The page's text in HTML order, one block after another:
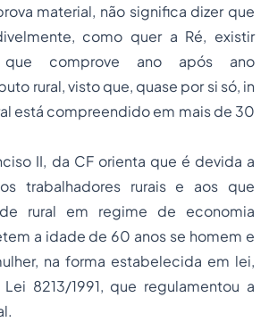
material, não significa dizer que
como quer a Ré, existir
que comprove ano após ano
rural, visto que, quase por si só, in
está compreendido em mais de 30
II, da CF orienta que é devida a
trabalhadores rurais e aos que
rural em regime de economia
a idade de 60 anos se homem e
na forma estabelecida em lei,
8213/1991, que regulamentou a